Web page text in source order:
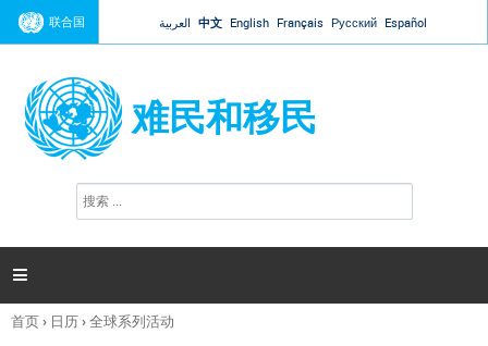
Jump to navigation
联合国 العربية 中文 English Français Русский Español
难民和移民
搜
索

你
首页› 日历›全球系列活动